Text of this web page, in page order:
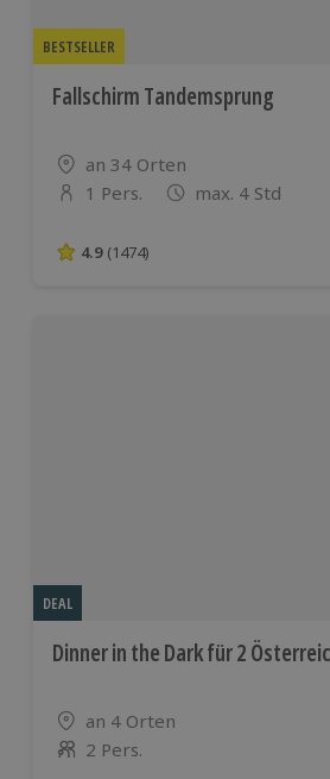
BESTSELLER
Fallschirm Tandemsprung
Standort
an 34 Orten
Anzahl der Teilnehmer
1 Pers. max. 4 Std
4.9 von 5 Sternen basierend auf
4.9 (1474)
DEAL
Dinner in the Dark für 2
Standort
an 4 Orten
Anzahl der Teilnehmer
2 Pers.